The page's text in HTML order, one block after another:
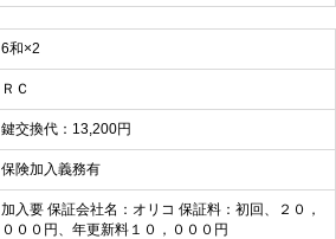
6和×2
ＲＣ
鍵交換代：13,200円
保険加入義務有
加入要 保証会社名：オリコ 保証料：初回、２０，
０００円、年更新料１０，０００円